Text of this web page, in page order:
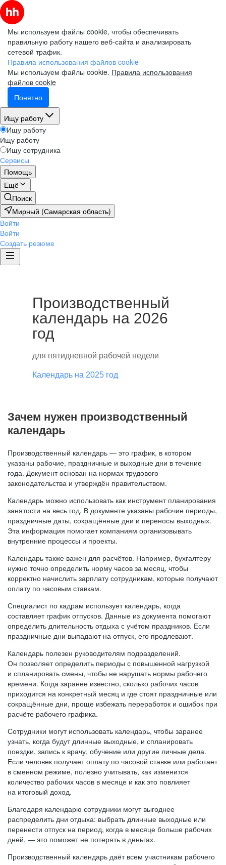
Мы используем файлы cookie, чтобы обеспечивать
правильную работу нашего веб-сайта и анализировать
сетевой трафик.
Правила использования файлов cookie
Мы используем файлы cookie. Правила использования
файлов cookie
Понятно
Ищу работу
Ищу работу
Ищу работу
Ищу сотрудника
Сервисы
Помощь
Ещё
Поиск
Мирный (Самарская область)
Войти
Войти
Создать резюме
Производственный
календарь на 2026
год
для пятидневной рабочей недели
Календарь на 2025 год
Зачем нужен производственный
календарь
Производственный календарь — это график, в котором
указаны рабочие, праздничные и выходные дни в течение
года. Документ основан на нормах трудового
законодательства и утверждён правительством.
Календарь можно использовать как инструмент планирования
занятости на весь год. В документе указаны рабочие периоды,
праздничные даты, сокращённые дни и переносы выходных.
Эта информация помогает компаниям организовывать
внутренние процессы и проекты.
Календарь также важен для расчётов. Например, бухгалтеру
нужно точно определить норму часов за месяц, чтобы
корректно начислить зарплату сотрудникам, которые получают
оплату по часовым ставкам.
Специалист по кадрам использует календарь, когда
составляет график отпусков. Данные из документа помогают
определить длительность отдыха с учётом праздников. Если
праздничные дни выпадают на отпуск, его продлевают.
Календарь полезен руководителям подразделений.
Он позволяет определить периоды с повышенной нагрузкой
и спланировать смены, чтобы не нарушать нормы рабочего
времени. Когда заранее известно, сколько рабочих часов
приходится на конкретный месяц и где стоят праздничные или
сокращённые дни, проще избежать переработок и ошибок при
расчёте рабочего графика.
Сотрудники могут использовать календарь, чтобы заранее
узнать, когда будут длинные выходные, и спланировать
поездки, запись к врачу, обучение или другие личные дела.
Если человек получает оплату по часовой ставке или работает
в сменном режиме, полезно учитывать, как изменится
количество рабочих часов в месяце и как это повлияет
на итоговый доход.
Благодаря календарю сотрудники могут выгоднее
распределить дни отдыха: выбрать длинные выходные или
перенести отпуск на период, когда в месяце больше рабочих
дней, — это поможет не потерять в деньгах.
Производственный календарь даёт всем участникам рабочего